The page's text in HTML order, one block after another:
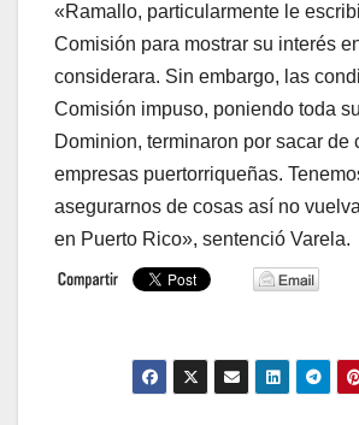
«Ramallo, particularmente le
Comisión para mostrar su interés
considerara. Sin embargo, las
Comisión impuso, poniendo toda
Dominion, terminaron por sacar de
empresas puertorriqueñas.
asegurarnos de cosas así no
en Puerto Rico», sentenció Varela.